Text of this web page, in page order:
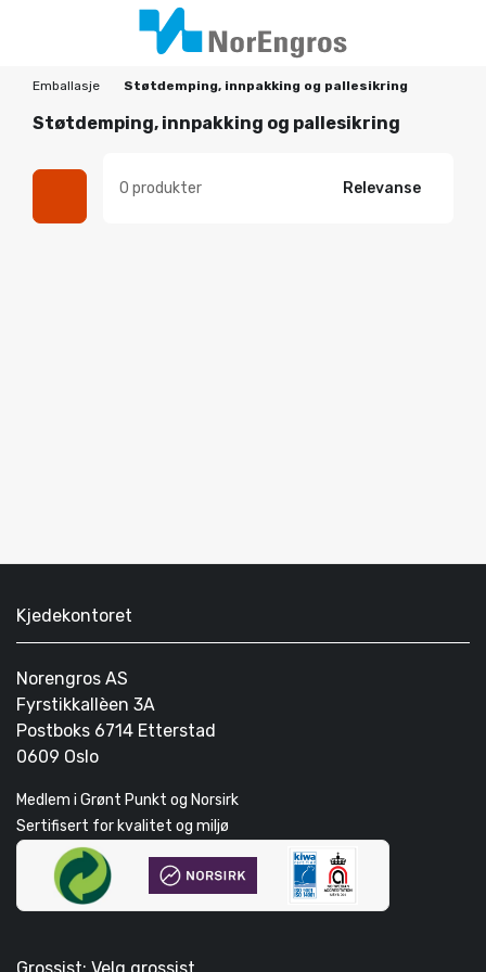
Emballasje Støtdemping, innpakking og pallesikring
Støtdemping, innpakking og pallesikring
0 produkter Relevanse
Kjedekontoret
Norengros AS
Fyrstikkallèen 3A
Postboks 6714 Etterstad
0609 Oslo
Medlem i Grønt Punkt og Norsirk
Sertifisert for kvalitet og miljø